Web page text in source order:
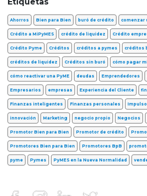
Ahorros Bien para Bien buró de crédito comenzar
Crédito a MiPyMES crédito de liquidez Crédito
Crédito Pyme Créditos créditos a pymes créditos
créditos de liquidez Créditos sin buró cómo pagar
cómo reactivar una PyME deudas Emprendedores
Empresarios empresas Experiencia del Cliente
Finanzas inteligentes Finanzas personales Impulso
innovación Marketing negocio propio Negocios
Promotor Bien para Bien Promotor de crédito
Promotores Bien para Bien Promotores BpB
pyme Pymes PyMES en la Nueva Normalidad